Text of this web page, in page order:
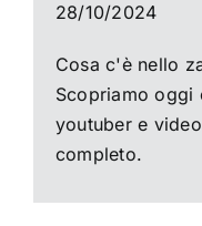
28/10/2024
Cosa c'è nello
Scopriamo oggi
youtuber e
completo.